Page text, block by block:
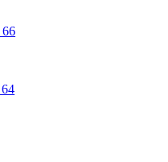
66
64